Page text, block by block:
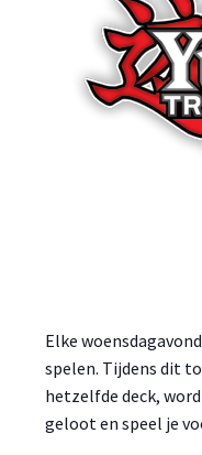
Elke
spelen. Tijdens dit
hetzelfde deck,
geloot en speel je